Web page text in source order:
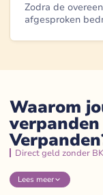
Zodra de
afgesproken
Waarom
Direct geld zonder
Lees meer